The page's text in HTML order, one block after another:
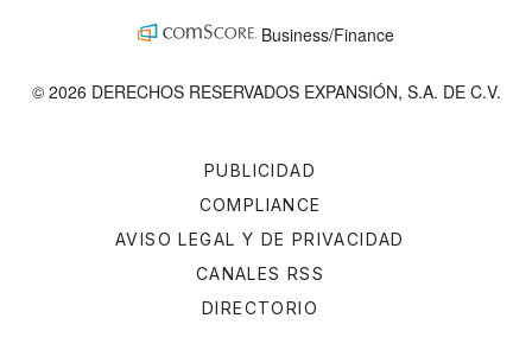
PUBLICIDAD
COMPLIANCE
AVISO LEGAL Y DE PRIVACIDAD
CANALES RSS
DIRECTORIO
Business/Finance
© 2026 DERECHOS RESERVADOS EXPANSIÓN, S.A. DE C.V.